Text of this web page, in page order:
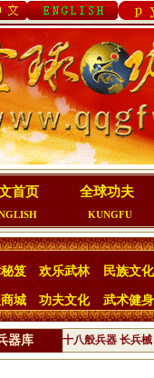
首页 全球功夫
KUNGFU
笈 欢乐武林 民族文化
城 功夫文化 武术健身
器库 十八般兵器 长兵械